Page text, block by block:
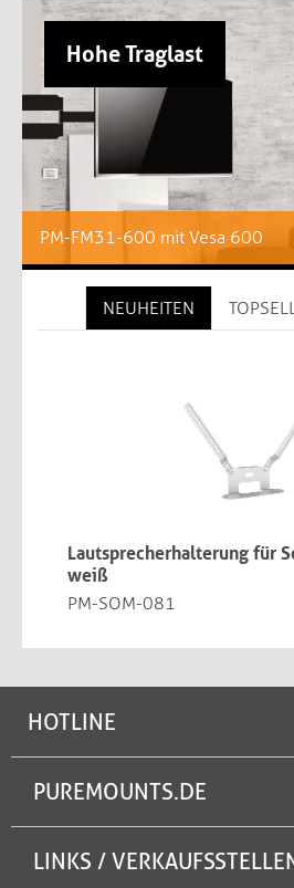
Hohe Traglast
PM-FM31-600 mit Vesa 600
NEUHEITEN
Lautsprecherhalterung für
weiß
PM-SOM-081
HOTLINE
PUREMOUNTS.DE
LINKS /